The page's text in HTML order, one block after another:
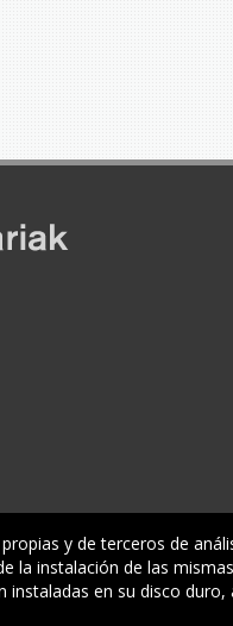
Zerbitzuak
y de terceros de
la instalación de las
instaladas en su disco